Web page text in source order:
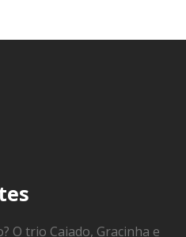
O trio Caiado, Gracinha e